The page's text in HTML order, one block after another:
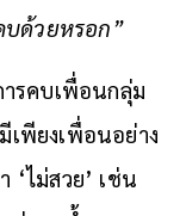
บด้วยหรอก”
รคบเพื่อนกลุ่ม
เพียงเพื่อนอย่าง
‘ไม่สวย’ เช่น